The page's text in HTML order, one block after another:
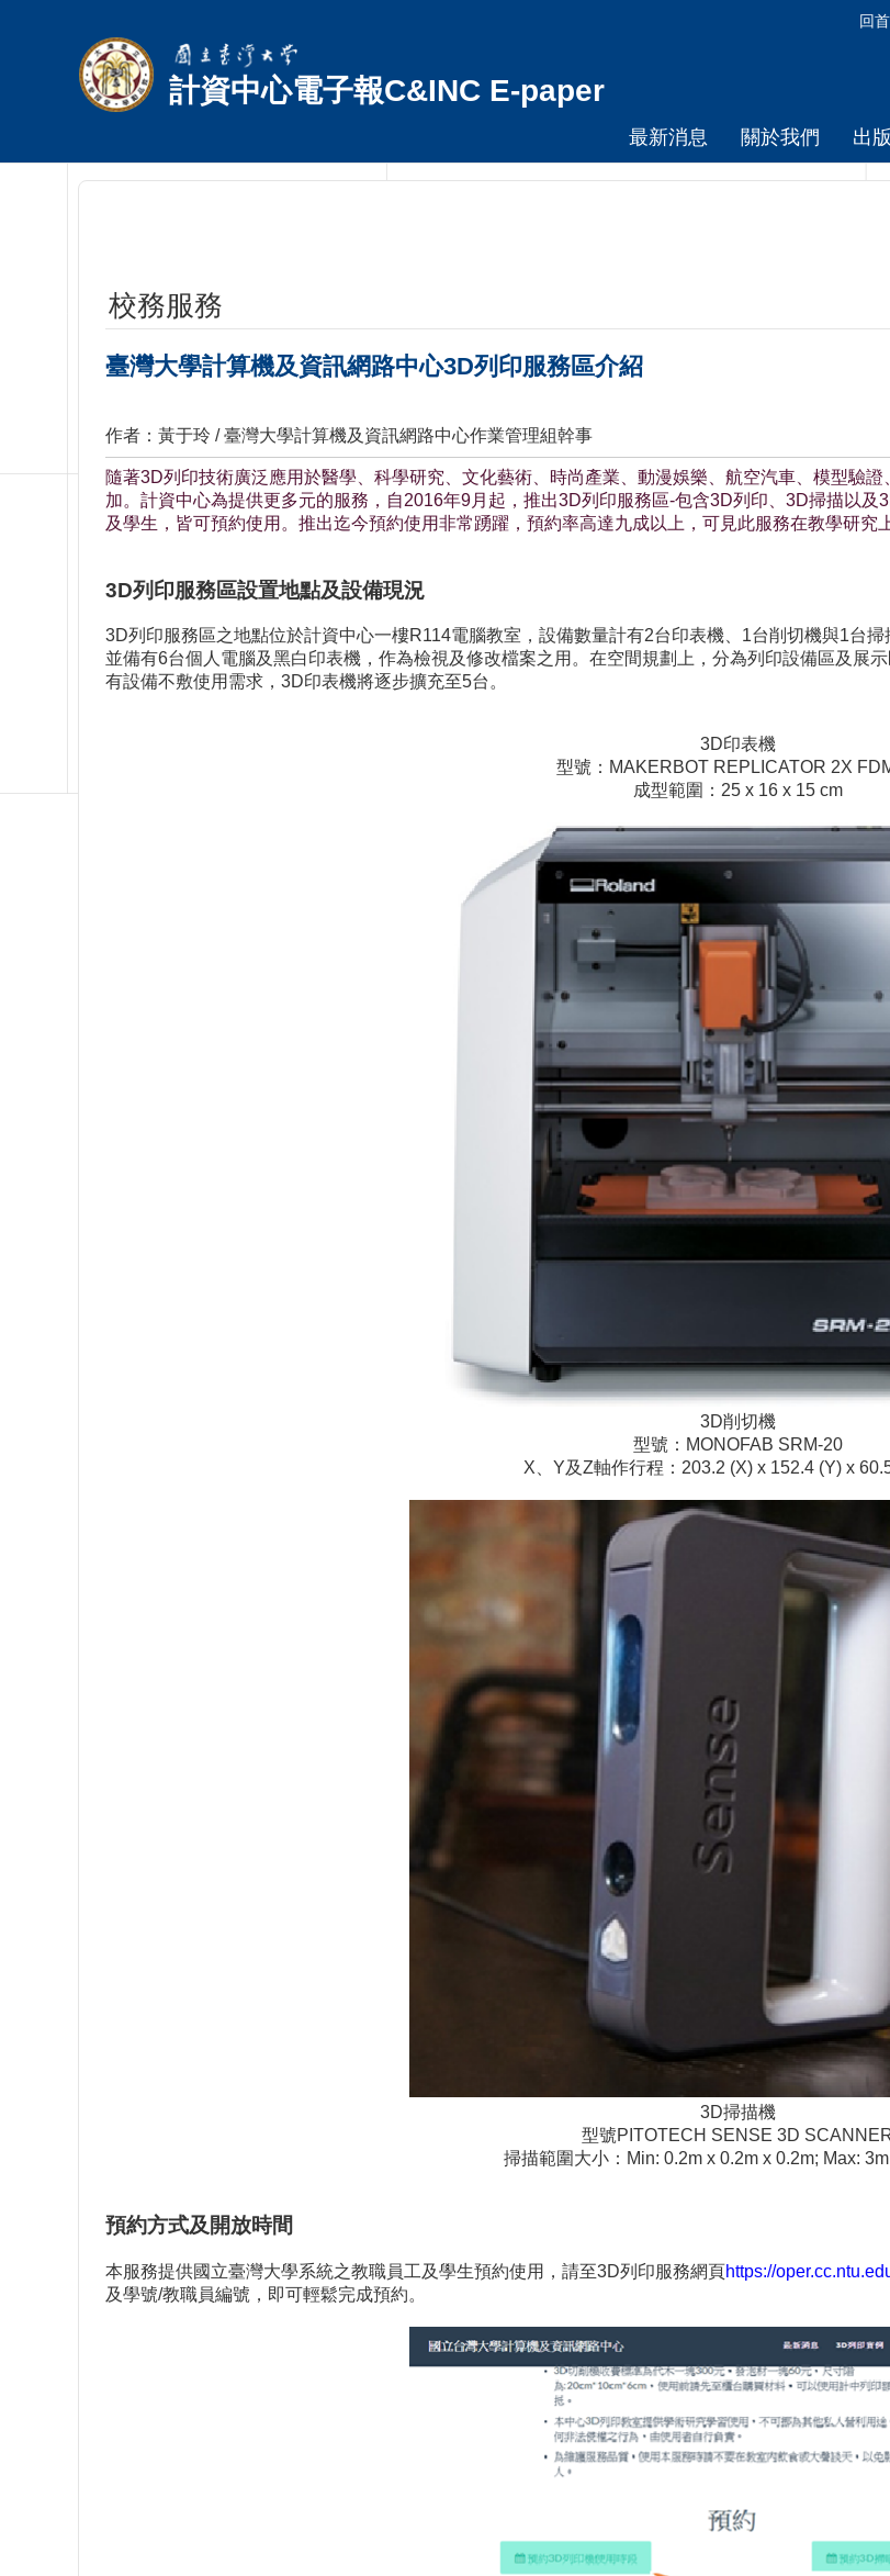
回
計資中心電子報C&INC E-paper
最新消息 關於我們 出
校務服務
臺灣大學計算機及資訊網路中心3D列印服務區介紹
作者：黃于玲 / 臺灣大學計算機及資訊網路中心作業管理組幹事
隨著3D列印技術廣泛應用於醫學、科學研究、文化藝術、時尚產業、動漫娛樂、航空汽車、模型驗
加。計資中心為提供更多元的服務，自2016年9月起，推出3D列印服務區-包含3D列印、3D掃描以
及學生，皆可預約使用。推出迄今預約使用非常踴躍，預約率高達九成以上，可見此服務在教學研究
3D列印服務區設置地點及設備現況
3D列印服務區之地點位於計資中心一樓R114電腦教室，設備數量計有2台印表機、1台削切機與1台
並備有6台個人電腦及黑白印表機，作為檢視及修改檔案之用。在空間規劃上，分為列印設備區及展
有設備不敷使用需求，3D印表機將逐步擴充至5台。
3D印表機
型號：MAKERBOT REPLICATOR 2X
成型範圍：25 x 16 x 15 cm
3D削切機
型號：MONOFAB SRM-20
X、Y及Z軸作行程：203.2 (X) x 152.4 (Y) x
3D掃描機
型號PITOTECH SENSE 3D
掃描範圍大小：Min: 0.2m x 0.2m x 0.2m; Max:
預約方式及開放時間
本服務提供國立臺灣大學系統之教職員工及學生預約使用，請至3D列印服務網頁https://
及學號/教職員編號，即可輕鬆完成預約。